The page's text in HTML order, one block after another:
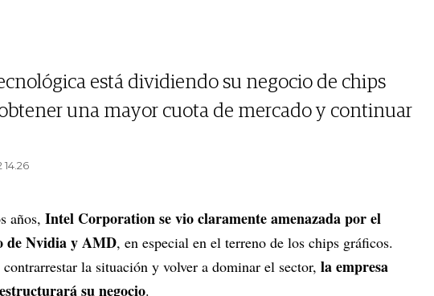
está dividiendo su negocio de chips
una mayor cuota de mercado y continuar
años, Intel Corporation se vio claramente amenazada por el
de Nvidia y AMD, en especial en el terreno de los chips gráficos.
la situación y volver a dominar el sector, la empresa
su negocio.